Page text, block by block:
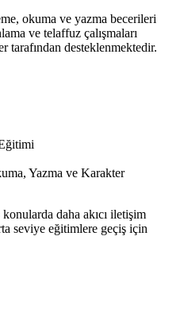
okuma ve yazma becerileri
ve telaffuz çalışmaları
tarafından desteklenmektedir.
Yazma ve Karakter
daha akıcı iletişim
seviye eğitimlere geçiş için